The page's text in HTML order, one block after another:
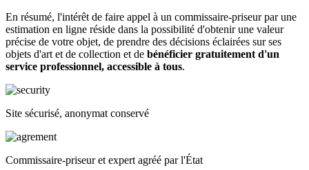
En résumé, l'intérêt de faire appel à un commissaire-priseur par une
estimation en ligne réside dans la possibilité d'obtenir une valeur
précise de votre objet, de prendre des décisions éclairées sur ses
objets d'art et de collection et de bénéficier gratuitement d'un
service professionnel, accessible à tous.
Site sécurisé, anonymat conservé
Commissaire-priseur et expert agréé par l'État